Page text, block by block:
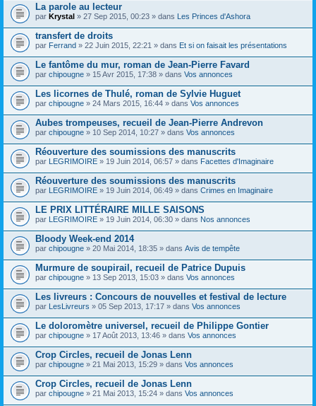
La parole au lecteur
par Krystal » 27 Sep 2015, 00:23 » dans Les Princes d'Ashora
transfert de droits
par Ferrand » 22 Juin 2015, 22:21 » dans Et si on faisait les présentations
Le fantôme du mur, roman de Jean-Pierre Favard
par chipougne » 15 Avr 2015, 17:38 » dans Vos annonces
Les licornes de Thulé, roman de Sylvie Huguet
par chipougne » 24 Mars 2015, 16:44 » dans Vos annonces
Aubes trompeuses, recueil de Jean-Pierre Andrevon
par chipougne » 10 Sep 2014, 10:27 » dans Vos annonces
Réouverture des soumissions des manuscrits
par LEGRIMOIRE » 19 Juin 2014, 06:57 » dans Facettes d'Imaginaire
Réouverture des soumissions des manuscrits
par LEGRIMOIRE » 19 Juin 2014, 06:49 » dans Crimes en Imaginaire
LE PRIX LITTÉRAIRE MILLE SAISONS
par LEGRIMOIRE » 19 Juin 2014, 06:30 » dans Nos annonces
Bloody Week-end 2014
par chipougne » 20 Mai 2014, 18:35 » dans Avis de tempête
Murmure de soupirail, recueil de Patrice Dupuis
par chipougne » 13 Sep 2013, 15:03 » dans Vos annonces
Les livreurs : Concours de nouvelles et festival de lecture
par LesLivreurs » 05 Sep 2013, 17:17 » dans Vos annonces
Le doloromètre universel, recueil de Philippe Gontier
par chipougne » 17 Août 2013, 13:46 » dans Vos annonces
Crop Circles, recueil de Jonas Lenn
par chipougne » 21 Mai 2013, 15:29 » dans Vos annonces
Crop Circles, recueil de Jonas Lenn
par chipougne » 21 Mai 2013, 15:24 » dans Vos annonces